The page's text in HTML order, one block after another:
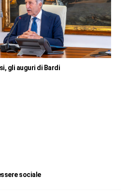
gli auguri di Bardi
sociale